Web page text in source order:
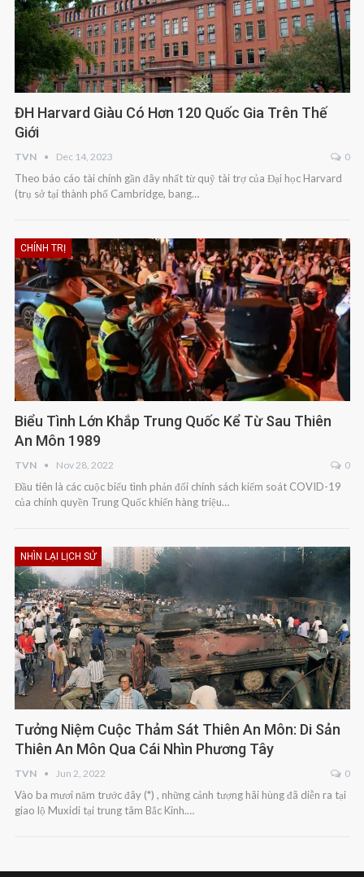
ĐH Harvard Giàu Có Hơn 120 Quốc Gia Trên Thế
Giới
TVN Dec 14, 2023 0
Theo báo cáo tài chính gần đây nhất từ quỹ tài trợ của Đại học Harvard
(trụ sở tại thành phố Cambridge, bang…
CHÍNH TRỊ
Biểu Tình Lớn Khắp Trung Quốc Kể Từ Sau Thiên
An Môn 1989
TVN Nov 28, 2022 0
Đầu tiên là các cuộc biểu tình phản đối chính sách kiểm soát COVID-19
của chính quyền Trung Quốc khiến hàng triệu…
NHÌN LẠI LỊCH SỬ
Tưởng Niệm Cuộc Thảm Sát Thiên An Môn: Di Sản
Thiên An Môn Qua Cái Nhìn Phương Tây
TVN Jun 2, 2022 0
Vào ba mươi năm trước đây (*) , những cảnh tượng hãi hùng đã diễn ra tại
giao lộ Muxidi tại trung tâm Bắc Kinh.…